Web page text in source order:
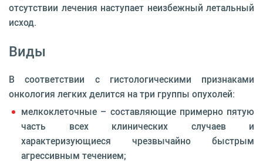
отсутствии лечения наступает неизбежный летальный
исход.
Виды
В соответствии с гистологическими признаками
онкология легких делится на три группы опухолей:
мелкоклеточные – составляющие примерно пятую
часть всех клинических случаев и
характеризующиеся чрезвычайно быстрым
агрессивным течением;